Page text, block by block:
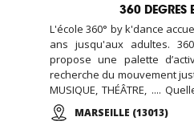
360 DEGRES
L'école 360° by k'dance
ans jusqu'aux adultes.
propose une palette
recherche du mouvement
MUSIQUE, THÉÂTRE, ....
vous choisirez, préparez-
travers un épanouissement
MARSEILLE (13013)